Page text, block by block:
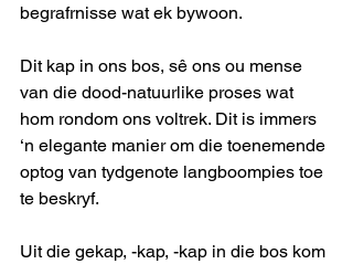
begrafrnisse wat ek bywoon.
Dit kap in ons bos, sê ons ou mense
van die dood-natuurlike proses wat
hom rondom ons voltrek. Dit is immers
‘n elegante manier om die toenemende
optog van tydgenote langboompies toe
te beskryf.
Uit die gekap, -kap, -kap in die bos kom